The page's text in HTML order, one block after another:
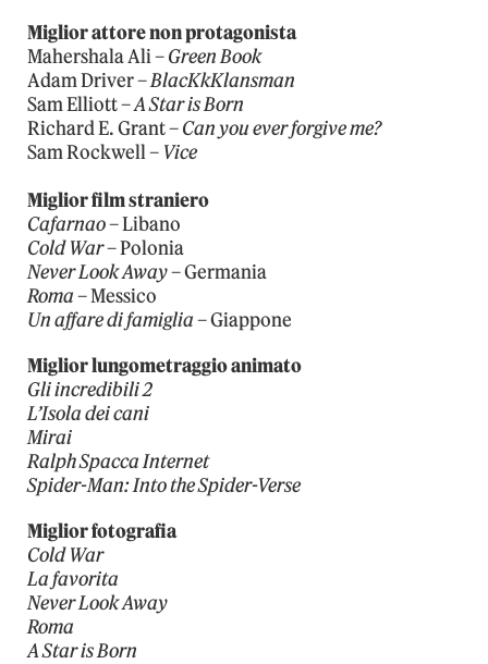
Miglior attore non protagonista
Mahershala Ali –Green Book
Adam Driver –BlacKkKlansman
Sam Elliott –A Star is Born
Richard E. Grant –Can you ever forgive me?
Sam Rockwell – Vice
Miglior film straniero
Cafarnao– Libano
Cold War– Polonia
Never Look Away– Germania
Roma– Messico
Un affare di famiglia– Giappone
Miglior lungometraggio animato
Gli incredibili 2
L’Isola dei cani
Mirai
Ralph Spacca Internet
Spider-Man: Into the Spider-Verse
Miglior fotografia
Cold War
La favorita
Never Look Away
Roma
A Star is Born